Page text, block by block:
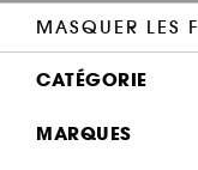
MASQUER LES
CATÉGORIE
Parfum (3)
MARQUES